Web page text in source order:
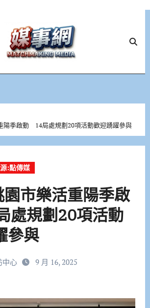
陽季啟動 14局處規劃20項活動歡迎踴躍參與
:點傳媒
市樂活重陽季啟
規劃20項活動
參與
中心 9 月 16, 2025